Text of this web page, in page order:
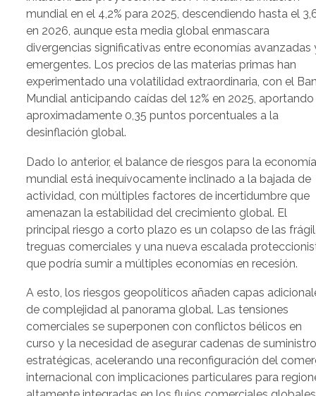
mundial en el 4,2% para 2025, descendiendo hasta el
en 2026, aunque esta media global enmascara
divergencias significativas entre economías avanzadas
emergentes. Los precios de las materias primas han
experimentado una volatilidad extraordinaria, con el
Mundial anticipando caídas del 12% en 2025, aportando
aproximadamente 0,35 puntos porcentuales a la
desinflación global.
Dado lo anterior, el balance de riesgos para la
mundial está inequívocamente inclinado a la bajada de
actividad, con múltiples factores de incertidumbre que
amenazan la estabilidad del crecimiento global. El
principal riesgo a corto plazo es un colapso de las
treguas comerciales y una nueva escalada
que podría sumir a múltiples economías en recesión.
A esto, los riesgos geopolíticos añaden capas
de complejidad al panorama global. Las tensiones
comerciales se superponen con conflictos bélicos en
curso y la necesidad de asegurar cadenas de
estratégicas, acelerando una reconfiguración del
internacional con implicaciones particulares para